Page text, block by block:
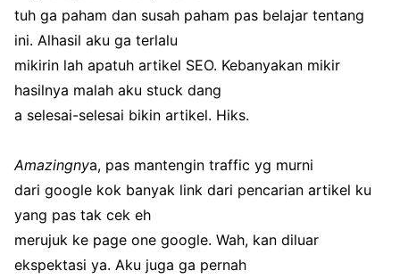
tuh ga paham dan susah paham pas belajar tentang
ini. Alhasil aku ga terlalu
mikirin lah apatuh artikel SEO. Kebanyakan mikir
hasilnya malah aku stuck dang
a selesai-selesai bikin artikel. Hiks.
Amazingnya, pas mantengin traffic yg murni
dari google kok banyak link dari pencarian artikel ku
yang pas tak cek eh
merujuk ke page one google. Wah, kan diluar
ekspektasi ya. Aku juga ga pernah